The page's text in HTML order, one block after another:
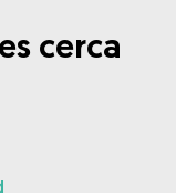
cerca